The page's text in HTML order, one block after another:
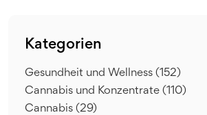
Kategorien
Gesundheit und Wellness (152)
Cannabis und Konzentrate (110)
Cannabis (29)